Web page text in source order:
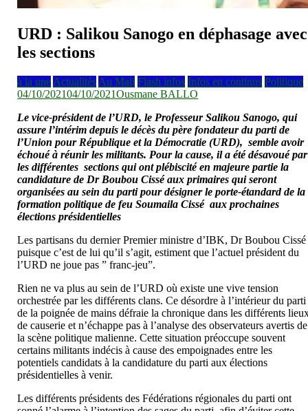
URD : Salikou Sanogo en déphasage avec
les sections
à la une Actualités Au Mali Flash infos Infos en continus Politique
04/10/202104/10/2021Ousmane BALLO
Le vice-président de l’URD, le Professeur Salikou Sanogo, qui
assure l’intérim depuis le décès du père fondateur du parti de
l’Union pour République et la Démocratie (URD), semble avoir
échoué à réunir les militants. Pour la cause, il a été désavoué par
les différentes sections qui ont plébiscité en majeure partie la
candidature de Dr Boubou Cissé aux primaires qui seront
organisées au sein du parti pour désigner le porte-étandard de la
formation politique de feu Soumaila Cissé aux prochaines
élections présidentielles
Les partisans du dernier Premier ministre d’IBK, Dr Boubou Cissé
puisque c’est de lui qu’il s’agit, estiment que l’actuel président du
l’URD ne joue pas ” franc-jeu”.
Rien ne va plus au sein de l’URD où existe une vive tension
orchestrée par les différents clans. Ce désordre à l’intérieur du parti
de la poignée de mains défraie la chronique dans les différents
de causerie et n’échappe pas à l’analyse des observateurs avertis de
la scène politique malienne. Cette situation préoccupe souvent
certains militants indécis à cause des empoignades entre les
potentiels candidats à la candidature du parti aux élections
présidentielles à venir.
Les différents présidents des Fédérations régionales du parti ont